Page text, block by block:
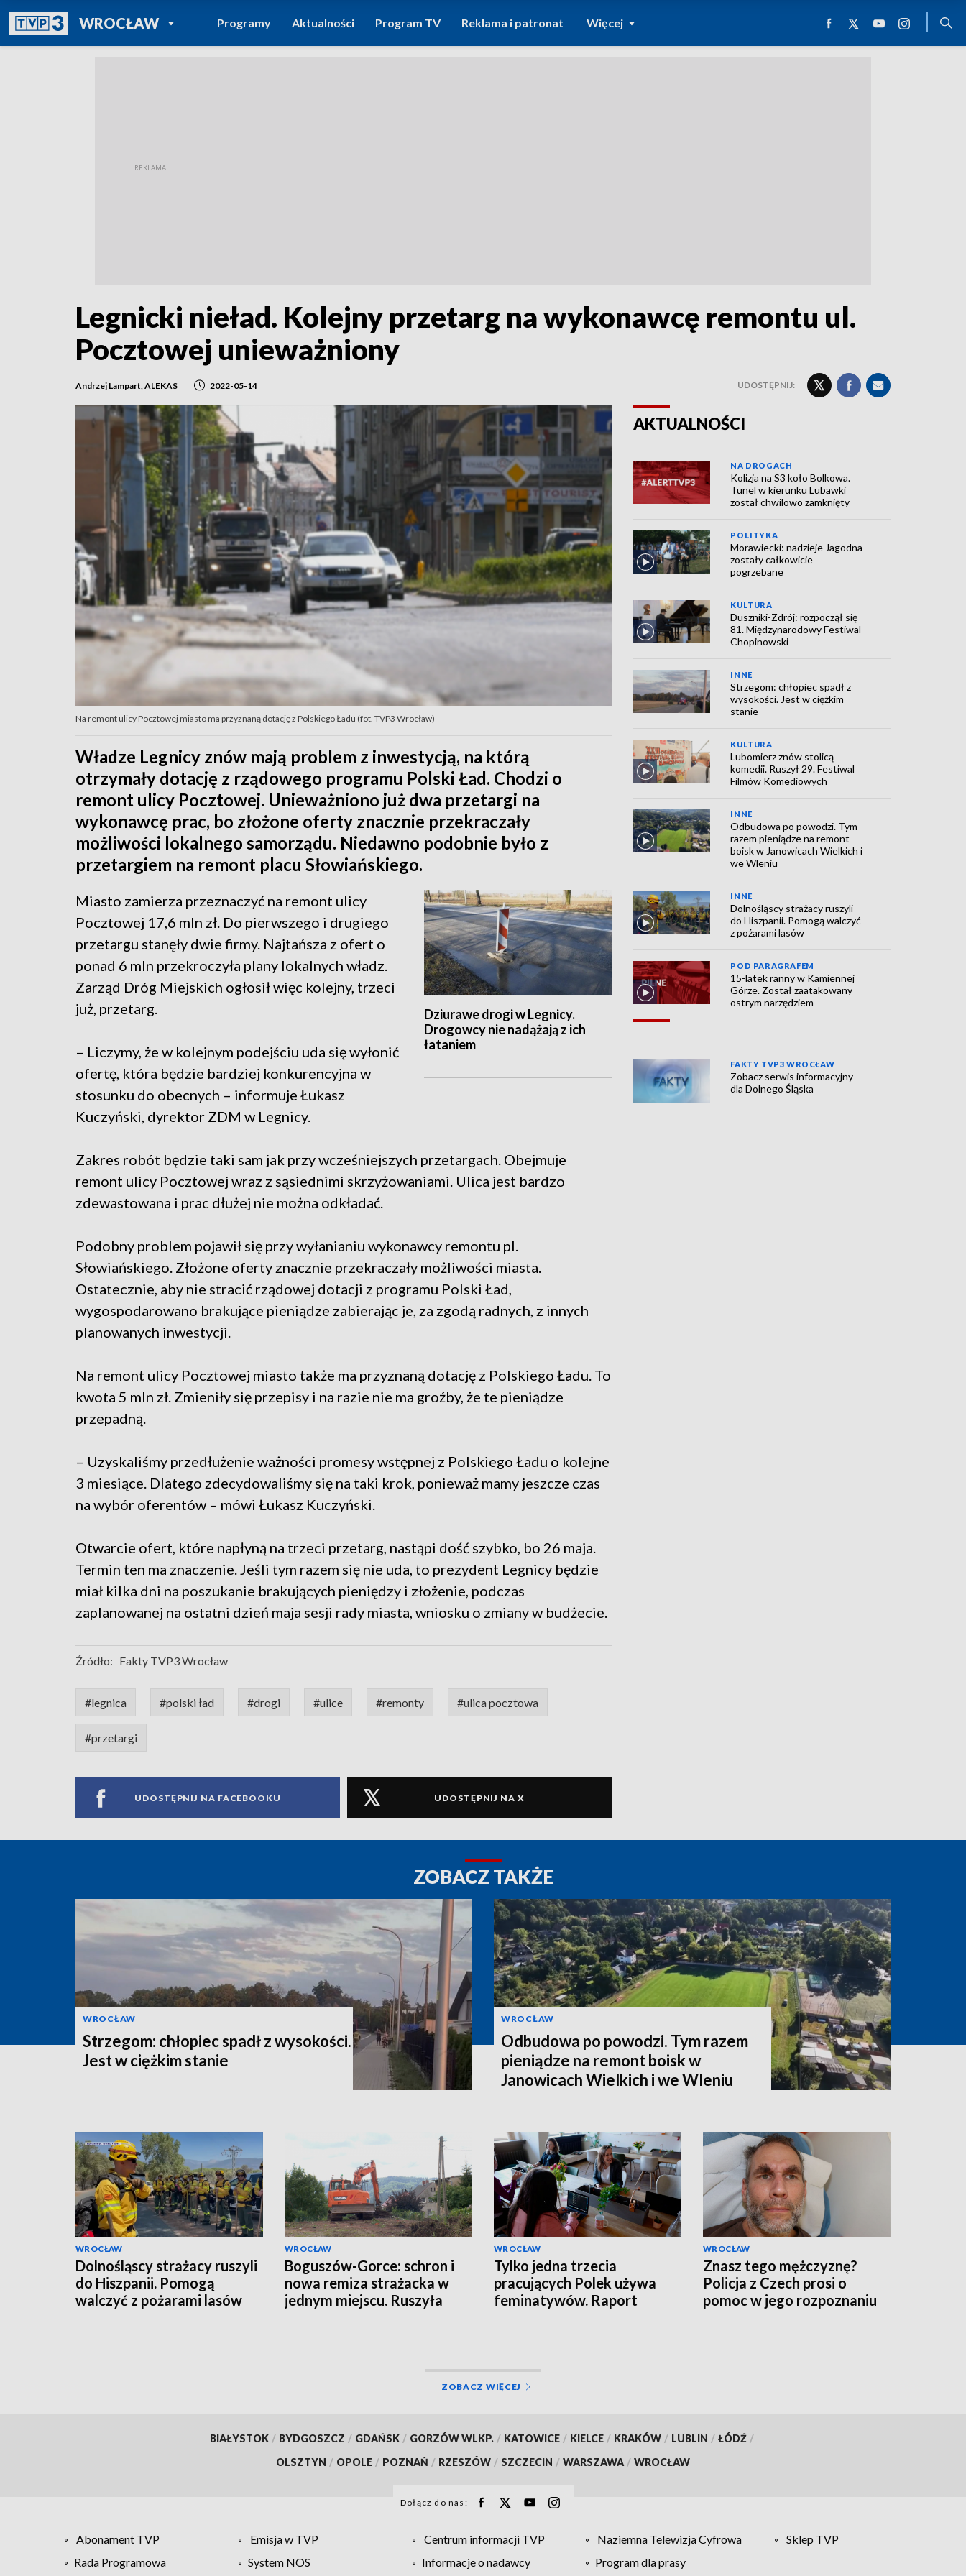
WROCŁAWPOWRÓT DO
TVP REGIONY
Programy Aktualności Program TV Reklama i patronat Więcej
Legnicki nieład. Kolejny przetarg na wykonawcę remontu ul.
Pocztowej unieważniony
Andrzej Lampart, ALEKAS 2022-05-14 UDOSTĘPNIJ:
Na remont ulicy Pocztowej miasto ma przyznaną dotację z Polskiego Ładu (fot. TVP3 Wrocław)
Władze Legnicy znów mają problem z inwestycją, na którą
otrzymały dotację z rządowego programu Polski Ład. Chodzi o
remont ulicy Pocztowej. Unieważniono już dwa przetargi na
wykonawcę prac, bo złożone oferty znacznie przekraczały
możliwości lokalnego samorządu. Niedawno podobnie było z
przetargiem na remont placu Słowiańskiego.
Dziurawe drogi w Legnicy.
Drogowcy nie nadążają z ich
łataniem
Miasto zamierza przeznaczyć na remont ulicy
Pocztowej 17,6 mln zł. Do pierwszego i drugiego
przetargu stanęły dwie firmy. Najtańsza z ofert o
ponad 6 mln przekroczyła plany lokalnych władz.
Zarząd Dróg Miejskich ogłosił więc kolejny, trzeci
już, przetarg.
– Liczymy, że w kolejnym podejściu uda się wyłonić
ofertę, która będzie bardziej konkurencyjna w
stosunku do obecnych – informuje Łukasz
Kuczyński, dyrektor ZDM w Legnicy.
Zakres robót będzie taki sam jak przy wcześniejszych przetargach. Obejmuje
remont ulicy Pocztowej wraz z sąsiednimi skrzyżowaniami. Ulica jest bardzo
zdewastowana i prac dłużej nie można odkładać.
Podobny problem pojawił się przy wyłanianiu wykonawcy remontu pl.
Słowiańskiego. Złożone oferty znacznie przekraczały możliwości miasta.
Ostatecznie, aby nie stracić rządowej dotacji z programu Polski Ład,
wygospodarowano brakujące pieniądze zabierając je, za zgodą radnych, z innych
planowanych inwestycji.
Na remont ulicy Pocztowej miasto także ma przyznaną dotację z Polskiego Ładu. To
kwota 5 mln zł. Zmieniły się przepisy i na razie nie ma groźby, że te pieniądze
przepadną.
– Uzyskaliśmy przedłużenie ważności promesy wstępnej z Polskiego Ładu o kolejne
3 miesiące. Dlatego zdecydowaliśmy się na taki krok, ponieważ mamy jeszcze czas
na wybór oferentów – mówi Łukasz Kuczyński.
Otwarcie ofert, które napłyną na trzeci przetarg, nastąpi dość szybko, bo 26 maja.
Termin ten ma znaczenie. Jeśli tym razem się nie uda, to prezydent Legnicy będzie
miał kilka dni na poszukanie brakujących pieniędzy i złożenie, podczas
zaplanowanej na ostatni dzień maja sesji rady miasta, wniosku o zmiany w budżecie.
Źródło: Fakty TVP3 Wrocław
#legnica #polski ład #drogi #ulice #remonty #ulica pocztowa
#przetargi
UDOSTĘPNIJ NA FACEBOOKU UDOSTĘPNIJ NA X
AKTUALNOŚCI
NA DROGACH
Kolizja na S3 koło Bolkowa.
Tunel w kierunku Lubawki
został chwilowo zamknięty
POLITYKA
Morawiecki: nadzieje Jagodna
zostały całkowicie
pogrzebane
KULTURA
Duszniki-Zdrój: rozpoczął się
81. Międzynarodowy Festiwal
Chopinowski
INNE
Strzegom: chłopiec spadł z
wysokości. Jest w ciężkim
stanie
KULTURA
Lubomierz znów stolicą
komedii. Ruszył 29. Festiwal
Filmów Komediowych
INNE
Odbudowa po powodzi. Tym
razem pieniądze na remont
boisk w Janowicach Wielkich i
we Wleniu
INNE
Dolnośląscy strażacy ruszyli
do Hiszpanii. Pomogą walczyć
z pożarami lasów
POD PARAGRAFEM
15-latek ranny w Kamiennej
Górze. Został zaatakowany
ostrym narzędziem
FAKTY TVP3 WROCŁAW
Zobacz serwis informacyjny
dla Dolnego Śląska
ZOBACZ TAKŻE
WROCŁAW
Strzegom: chłopiec spadł z wysokości.
Jest w ciężkim stanie
WROCŁAW
Odbudowa po powodzi. Tym razem
pieniądze na remont boisk w
Janowicach Wielkich i we Wleniu
WROCŁAW
Dolnośląscy strażacy ruszyli
do Hiszpanii. Pomogą
walczyć z pożarami lasów
WROCŁAW
Boguszów-Gorce: schron i
nowa remiza strażacka w
jednym miejscu. Ruszyła
WROCŁAW
Tylko jedna trzecia
pracujących Polek używa
feminatywów. Raport
WROCŁAW
Znasz tego mężczyznę?
Policja z Czech prosi o
pomoc w jego rozpoznaniu
ZOBACZ WIĘCEJ
BIAŁYSTOK / BYDGOSZCZ / GDAŃSK / GORZÓW WLKP. / KATOWICE / KIELCE / KRAKÓW / LUBLIN / ŁÓDŹ /
OLSZTYN / OPOLE / POZNAŃ / RZESZÓW / SZCZECIN / WARSZAWA / WROCŁAW
Dołącz do nas:
Abonament TVP Emisja w TVP Centrum informacji TVP Naziemna Telewizja Cyfrowa
Sklep TVP
Rada Programowa
System NOS Informacje o nadawcy Program dla prasy